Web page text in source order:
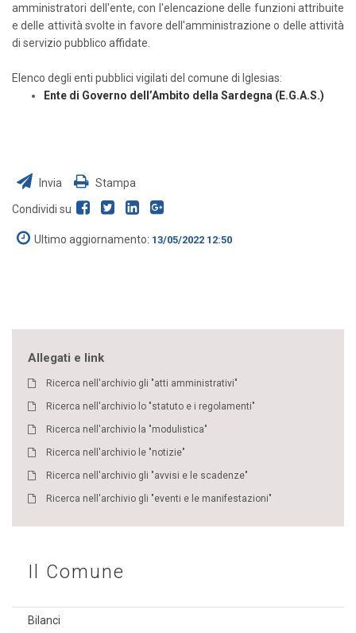
amministratori dell'ente, con l'elencazione delle funzioni attribuite
e delle attività svolte in favore dell'amministrazione o delle attività
di servizio pubblico affidate.
Elenco degli enti pubblici vigilati del comune di Iglesias:
Ente di Governo dell’Ambito della Sardegna (E.G.A.S.)
Invia Stampa
Condividi su
Ultimo aggiornamento: 13/05/2022 12:50
Allegati e link
Ricerca nell'archivio gli "atti amministrativi"
Ricerca nell'archivio lo "statuto e i regolamenti"
Ricerca nell'archivio la "modulistica"
Ricerca nell'archivio le "notizie"
Ricerca nell'archivio gli "avvisi e le scadenze"
Ricerca nell'archivio gli "eventi e le manifestazioni"
Il Comune
Bilanci